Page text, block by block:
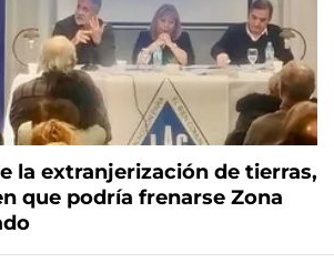
la extranjerización de tierras,
que podría frenarse Zona